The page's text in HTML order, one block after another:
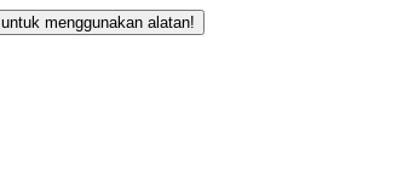
untuk menggunakan alatan!